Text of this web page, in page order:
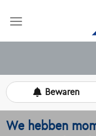
Bewaren
We hebben